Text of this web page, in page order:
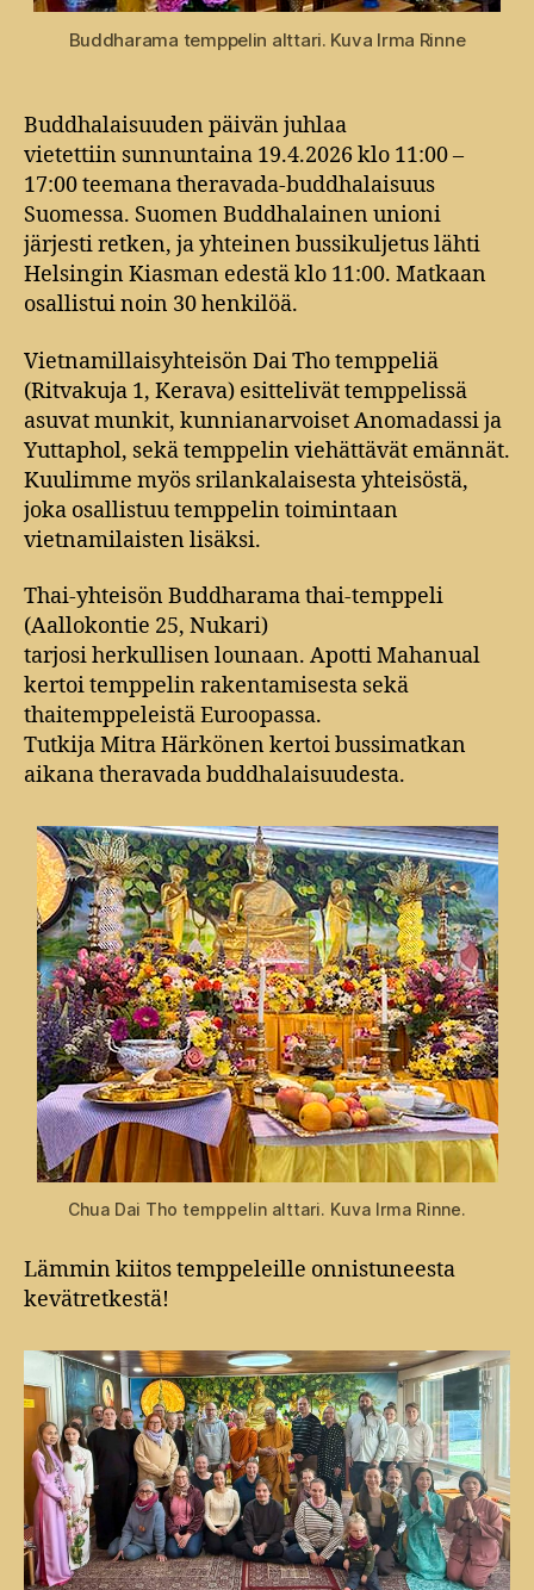
Buddharama temppelin alttari. Kuva Irma Rinne
Buddhalaisuuden päivän juhlaa
vietettiin sunnuntaina 19.4.2026 klo 11:00 –
17:00 teemana theravada-buddhalaisuus
Suomessa. Suomen Buddhalainen unioni
järjesti retken, ja yhteinen bussikuljetus lähti
Helsingin Kiasman edestä klo 11:00. Matkaan
osallistui noin 30 henkilöä.
Vietnamillaisyhteisön Dai Tho temppeliä
(Ritvakuja 1, Kerava) esittelivät temppelissä
asuvat munkit, kunnianarvoiset Anomadassi ja
Yuttaphol, sekä temppelin viehättävät emännät.
Kuulimme myös srilankalaisesta yhteisöstä,
joka osallistuu temppelin toimintaan
vietnamilaisten lisäksi.
Thai-yhteisön Buddharama thai-temppeli
(Aallokontie 25, Nukari)
tarjosi herkullisen lounaan. Apotti Mahanual
kertoi temppelin rakentamisesta sekä
thaitemppeleistä Euroopassa.
Tutkija Mitra Härkönen kertoi bussimatkan
aikana theravada buddhalaisuudesta.
Chua Dai Tho temppelin alttari. Kuva Irma Rinne.
Lämmin kiitos temppeleille onnistuneesta
kevätretkestä!